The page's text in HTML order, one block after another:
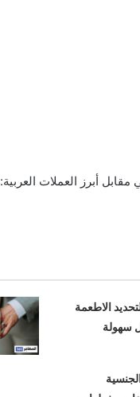
أبرز العملات العربية:
الاطعمة
سهولة